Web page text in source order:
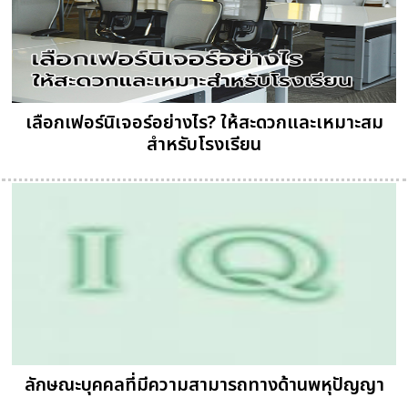
เลือกเฟอร์นิเจอร์อย่างไร? ให้สะดวกและเหมาะสม
สำหรับโรงเรียน
ลักษณะบุคคลที่มีความสามารถทางด้านพหุปัญญา